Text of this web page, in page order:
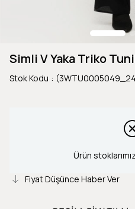
Simli V Yaka Triko
Stok Kodu
Ürün
Fiyat Düşünce Haber Ver